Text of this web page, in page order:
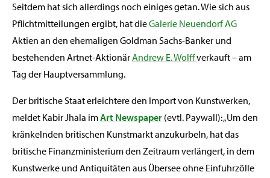
Seitdem hat sich allerdings noch einiges getan. Wie sich aus
Pflichtmitteilungen ergibt, hat dieGalerie Neuendorf AG
Aktien an den ehemaligen Goldman Sachs-Banker und
bestehenden Artnet-AktionärAndrew E. Wolffverkauft – am
Tag der Hauptversammlung.
Der britische Staat erleichtere den Import von Kunstwerken,
meldet Kabir Jhala imArt Newspaper (evtl. Paywall): „Um den
kränkelnden britischen Kunstmarkt anzukurbeln, hat das
britische Finanzministerium den Zeitraum verlängert, in dem
Kunstwerke und Antiquitäten aus Übersee ohne Einfuhrzölle